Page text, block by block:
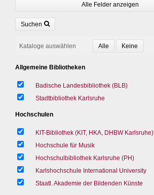
Alle Felder anzeigen
Suchen
Kataloge auswählen
Allgemeine Bibliotheken
Badische Landesbibliothek (BLB)
Stadtbibliothek Karlsruhe
Hochschulen
KIT-Bibliothek (KIT, HKA, DHBW Karlsruhe)
Hochschule für Musik
Hochschulbibliothek Karlsruhe (PH)
Karlshochschule International University
Staatl. Akademie der Bildenden Künste